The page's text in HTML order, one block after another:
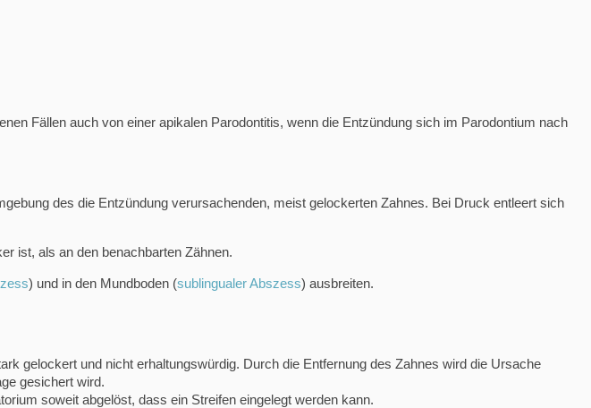
Fällen auch von einer apikalen Parodontitis, wenn die Entzündung sich im Parodontium nach
des die Entzündung verursachenden, meist gelockerten Zahnes. Bei Druck entleert sich
ist, als an den benachbarten Zähnen.
) und in den Mundboden (sublingualer Abszess) ausbreiten.
gelockert und nicht erhaltungswürdig. Durch die Entfernung des Zahnes wird die Ursache
gesichert wird.
soweit abgelöst, dass ein Streifen eingelegt werden kann.